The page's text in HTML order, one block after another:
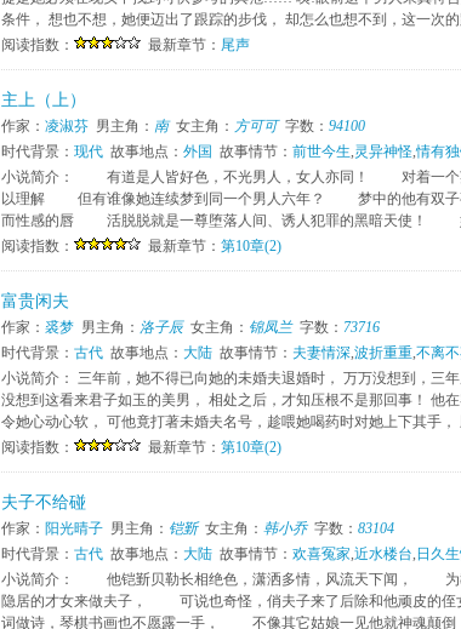
条件， 想也不想，她便迈出了跟踪的步伐， 却怎么也想不到，这一次的
阅读指数：
最新章节： 尾声
主上（上）
作家： 凌淑芬 男主角： 南女主角： 方可可字数： 94100
时代背景： 现代 故事地点： 外国 故事情节： 前世今生,灵异神怪,情有
小说简介： 有道是人皆好色，不光男人，女人亦同！ 对着一个
以理解 但有谁像她连续梦到同一个男人六年？ 梦中的他有双子
而性感的唇 活脱脱就是一尊堕落人间、诱人犯罪的黑暗天使！
阅读指数：
最新章节： 第10章(2)
富贵闲夫
作家： 裘梦 男主角： 洛子辰女主角： 锦凤兰字数： 73716
时代背景： 古代 故事地点： 大陆 故事情节： 夫妻情深,波折重重,不离
小说简介： 三年前，她不得已向她的未婚夫退婚时， 万万没想到，三
没想到这看来君子如玉的美男， 相处之后，才知压根不是那回事！ 他
令她心动心软， 可他竟打著未婚夫名号，趁喂她喝药时对她上下其手，
阅读指数：
最新章节： 第10章(2)
夫子不给碰
作家： 阳光晴子 男主角： 铠斳女主角： 韩小乔字数： 83104
时代背景： 古代 故事地点： 大陆 故事情节： 欢喜冤家,近水楼台, 日久
小说简介： 他铠斳贝勒长相绝色，潇洒多情，风流天下闻， 为
隐居的才女来做夫子， 可说也奇怪，俏夫子来了后除和他顽皮的
词做诗，琴棋书画也不愿露一手， 不像其它姑娘一见他就神魂颠倒